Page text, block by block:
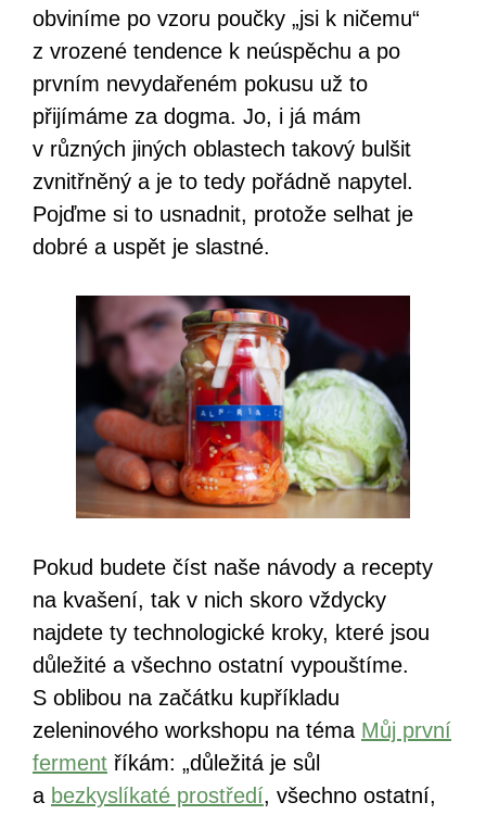
obviníme po vzoru poučky „jsi k ničemu“
z vrozené tendence k neúspěchu a po
prvním nevydařeném pokusu už to
přijímáme za dogma. Jo, i já mám
v různých jiných oblastech takový bulšit
zvnitřněný a je to tedy pořádně napytel.
Pojďme si to usnadnit, protože selhat je
dobré a uspět je slastné.
Pokud budete číst naše návody a recepty
na kvašení, tak v nich skoro vždycky
najdete ty technologické kroky, které jsou
důležité a všechno ostatní vypouštíme.
S oblibou na začátku kupříkladu
zeleninového workshopu na téma Můj první
ferment říkám: „důležitá je sůl
a bezkyslíkaté prostředí, všechno ostatní,